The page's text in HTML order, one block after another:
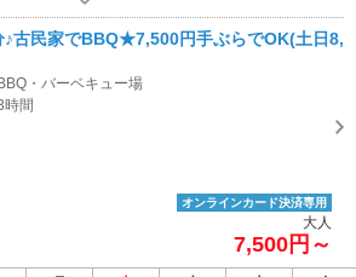
♪古民家でBBQ★7,500円手ぶらでOK(土日8,
・バーベキュー場
時間
オンラインカード決済専用
大人
7,500円～